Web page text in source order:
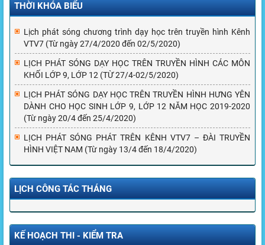
THỜI KHÓA BIỂU
Lịch phát sóng chương trình dạy học trên truyền hình Kênh
VTV7 (Từ ngày 27/4/2020 đến 02/5/2020)
LỊCH PHÁT SÓNG DẠY HỌC TRÊN TRUYỀN HÌNH CÁC MÔN
KHỐI LỚP 9, LỚP 12 (TỪ 27/4-02/5/2020)
LỊCH PHÁT SÓNG DẠY HỌC TRÊN TRUYỀN HÌNH HƯNG YÊN
DÀNH CHO HỌC SINH LỚP 9, LỚP 12 NĂM HỌC 2019-2020
(Từ ngày 20/4 đến 25/4/2020)
LỊCH PHÁT SÓNG PHÁT TRÊN KÊNH VTV7 – ĐÀI TRUYỀN
HÌNH VIỆT NAM (Từ ngày 13/4 đến 18/4/2020)
LỊCH CÔNG TÁC THÁNG
KẾ HOẠCH THI - KIỂM TRA